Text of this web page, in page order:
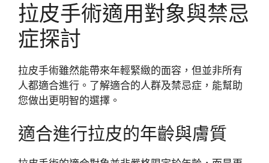
拉皮手術適用對象與禁忌
症探討
拉皮手術雖然能帶來年輕緊緻的面容，但並非所有
人都適合進行。了解適合的人群及禁忌症，能幫助
您做出更明智的選擇。
適合進行拉皮的年齡與膚質